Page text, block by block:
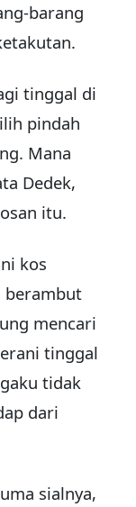
barang
tinggal di
pindah
Mana
Dedek,
itu.
kos
berambut
mencari
tinggal
tidak
dari
sialnya,